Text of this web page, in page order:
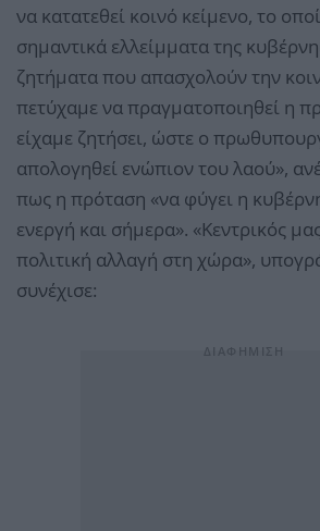
να κατατεθεί κοινό κείμενο, το
σημαντικά ελλείμματα της
ζητήματα που απασχολούν την
πετύχαμε να πραγματοποιηθεί η
είχαμε ζητήσει, ώστε ο
απολογηθεί ενώπιον του λαού»,
πως η πρόταση «να φύγει η
ενεργή και σήμερα». «Κεντρικός
πολιτική αλλαγή στη χώρα»,
συνέχισε: